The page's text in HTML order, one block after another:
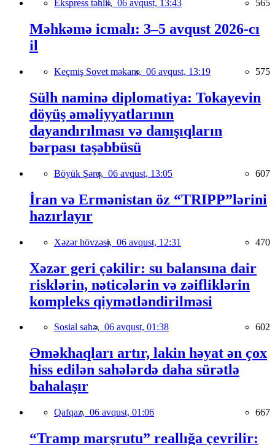
Ekspress təhlil, 06 avqust, 13:43 565
Məhkəmə icmalı: 3–5 avqust 2026-cı
il
Keçmiş Sovet məkanı, 06 avqust, 13:19 575
Sülh naminə diplomatiya: Tokayevin
döyüş əməliyyatlarının
dayandırılması və danışıqların
bərpası təşəbbüsü
Böyük Şərq, 06 avqust, 13:05 607
İran və Ermənistan öz “TRIPP”lərini
hazırlayır
Xəzər hövzəsi, 06 avqust, 12:31 470
Xəzər geri çəkilir: su balansına dair
risklərin, nəticələrin və zəifliklərin
kompleks qiymətləndirilməsi
Sosial sahə, 06 avqust, 01:38 602
Əməkhaqları artır, lakin həyat ən çox
hiss edilən sahələrdə daha sürətlə
bahalaşır
Qafqaz, 06 avqust, 01:06 667
“Tramp marşrutu” reallığa çevrilir: